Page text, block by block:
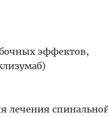
эффектов,
лечения